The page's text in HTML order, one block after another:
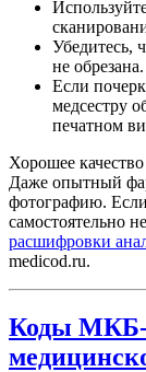
Убедитесь,
не обрезана.
Если
медсестру
печатном
Хорошее
Даже опытный
фотографию.
самостоятельно
расшифровки
medicod.ru.
Коды МКБ-